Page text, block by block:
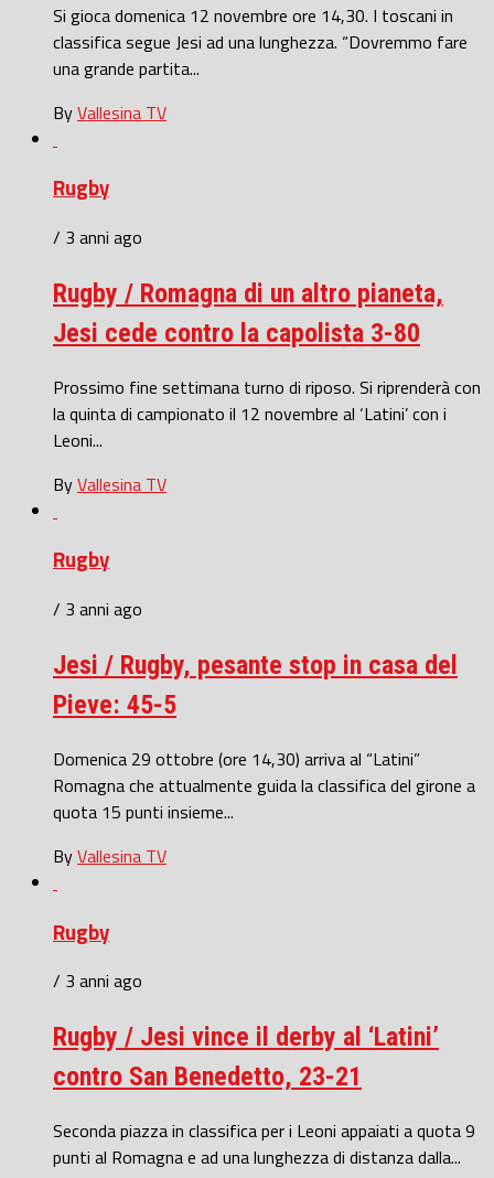
Si gioca domenica 12 novembre ore 14,30. I toscani in
classifica segue Jesi ad una lunghezza. “Dovremmo fare
una grande partita...
ByVallesina TV
Rugby
/ 3 anni ago
Rugby / Romagna di un altro pianeta,
Jesi cede contro la capolista 3-80
Prossimo fine settimana turno di riposo. Si riprenderà con
la quinta di campionato il 12 novembre al ‘Latini’ con i
Leoni...
ByVallesina TV
Rugby
/ 3 anni ago
Jesi / Rugby, pesante stop in casa del
Pieve: 45-5
Domenica 29 ottobre (ore 14,30) arriva al “Latini”
Romagna che attualmente guida la classifica del girone a
quota 15 punti insieme...
ByVallesina TV
Rugby
/ 3 anni ago
Rugby / Jesi vince il derby al ‘Latini’
contro San Benedetto, 23-21
Seconda piazza in classifica per i Leoni appaiati a quota 9
punti al Romagna e ad una lunghezza di distanza dalla...